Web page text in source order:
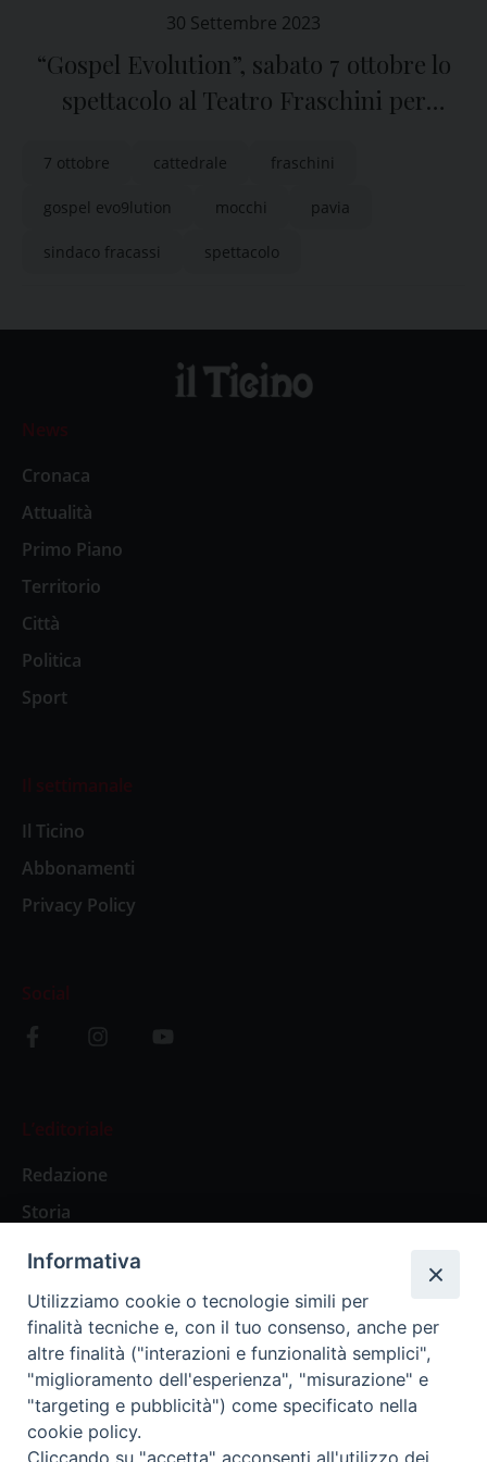
30 Settembre 2023
“Gospel Evolution”, sabato 7 ottobre lo
spettacolo al Teatro Fraschini per
7 ottobre cattedrale fraschini
gospel evo9lution mocchi pavia
sindaco fracassi spettacolo
News
Cronaca
Attualità
Primo Piano
Territorio
Città
Politica
Sport
Il settimanale
Il Ticino
Abbonamenti
Privacy Policy
Social
L’editoriale
Redazione
Storia
Abbonamenti
Abbonamento Annuale Digitale
Abbonamento Annuale Cartaceo
Abbonamento Singola Copia Digitale
Informativa
Utilizziamo cookie o tecnologie simili per
finalità tecniche e, con il tuo consenso, anche per
altre finalità ("interazioni e funzionalità semplici",
"miglioramento dell'esperienza", "misurazione" e
"targeting e pubblicità") come specificato nella
cookie policy.